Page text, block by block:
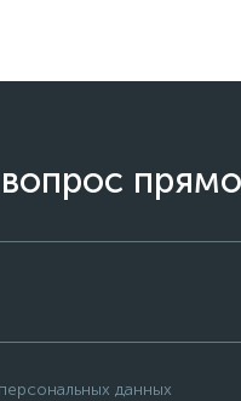
данных